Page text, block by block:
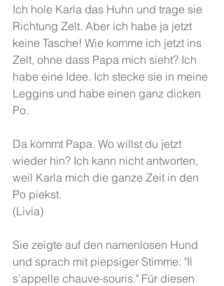
Ich hole Karla das Huhn und trage sie
Richtung Zelt. Aber ich habe ja jetzt
keine Tasche! Wie komme ich jetzt ins
Zelt, ohne dass Papa mich sieht? Ich
habe eine Idee. Ich stecke sie in meine
Leggins und habe einen ganz dicken
Po.
Da kommt Papa. Wo willst du jetzt
wieder hin? Ich kann nicht antworten,
weil Karla mich die ganze Zeit in den
Po piekst.
(Livia)
Sie zeigte auf den namenlosen Hund
und sprach mit piepsiger Stimme: "Il
s'appelle chauve-souris." Für diesen